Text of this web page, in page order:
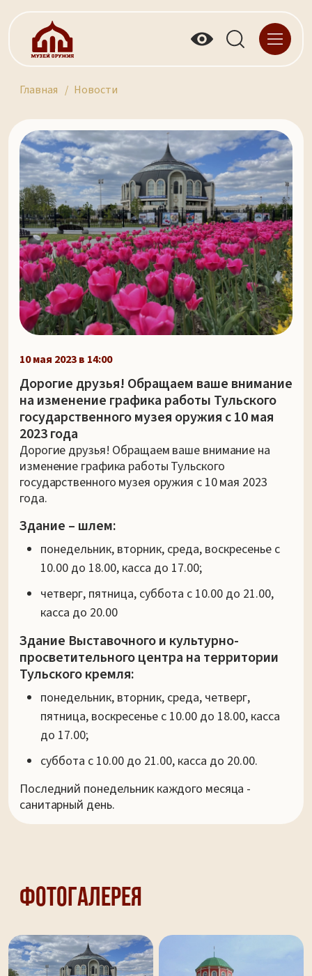
Главная Новости
10 мая 2023 в 14:00
Дорогие друзья! Обращаем ваше внимание
на изменение графика работы Тульского
государственного музея оружия с 10 мая
2023 года
Дорогие друзья! Обращаем ваше внимание на
изменение графика работы Тульского
государственного музея оружия с 10 мая 2023
года.
Здание – шлем:
понедельник, вторник, среда, воскресенье с
10.00 до 18.00, касса до 17.00;
четверг, пятница, суббота с 10.00 до 21.00,
касса до 20.00
Здание Выставочного и культурно-
просветительного центра на территории
Тульского кремля:
понедельник, вторник, среда, четверг,
пятница, воскресенье с 10.00 до 18.00, касса
до 17.00;
суббота с 10.00 до 21.00, касса до 20.00.
Последний понедельник каждого месяца -
санитарный день.
Фотогалерея